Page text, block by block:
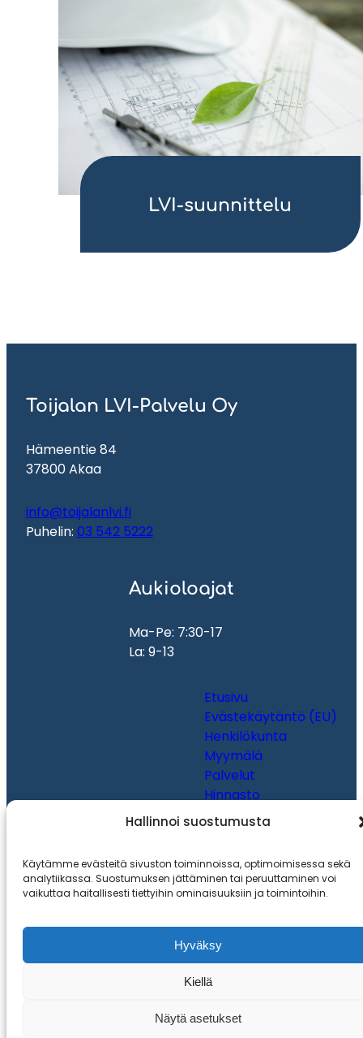
Hallinnoi suostumusta
Käytämme evästeitä sivuston toiminnoissa, optimoimisessa sekä
analytiikassa. Suostumuksen jättäminen tai peruuttaminen voi
vaikuttaa haitallisesti tiettyihin ominaisuuksiin ja toimintoihin.
Hyväksy
Kiellä
Näytä asetukset
LVI-suunnittelu
Toijalan LVI-Palvelu Oy
Hämeentie 84
37800 Akaa
info@toijalanlvi.fi
Puhelin: 03 542 5222
Aukioloajat
Ma-Pe: 7:30-17
La: 9-13
Etusivu
Evästekäytäntö (EU)
Henkilökunta
Myymälä
Palvelut
Hinnasto
Yhteystiedot